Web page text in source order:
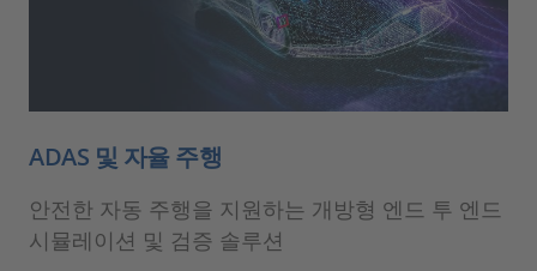
ADAS 및 자율 주행
안전한 자동 주행을 지원하는 개방형 엔드 투 엔드
시뮬레이션 및 검증 솔루션